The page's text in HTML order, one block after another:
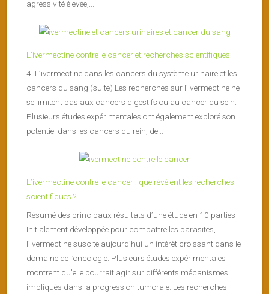
agressivité élevée,...
L’ivermectine contre le cancer et recherches scientifiques
4. L’ivermectine dans les cancers du système urinaire et les
cancers du sang (suite) Les recherches sur l’ivermectine ne
se limitent pas aux cancers digestifs ou au cancer du sein.
Plusieurs études expérimentales ont également exploré son
potentiel dans les cancers du rein, de...
L’ivermectine contre le cancer : que révèlent les recherches
scientifiques ?
Résumé des principaux résultats d’une étude en 10 parties
Initialement développée pour combattre les parasites,
l’ivermectine suscite aujourd’hui un intérêt croissant dans le
domaine de l’oncologie. Plusieurs études expérimentales
montrent qu’elle pourrait agir sur différents mécanismes
impliqués dans la progression tumorale. Les recherches